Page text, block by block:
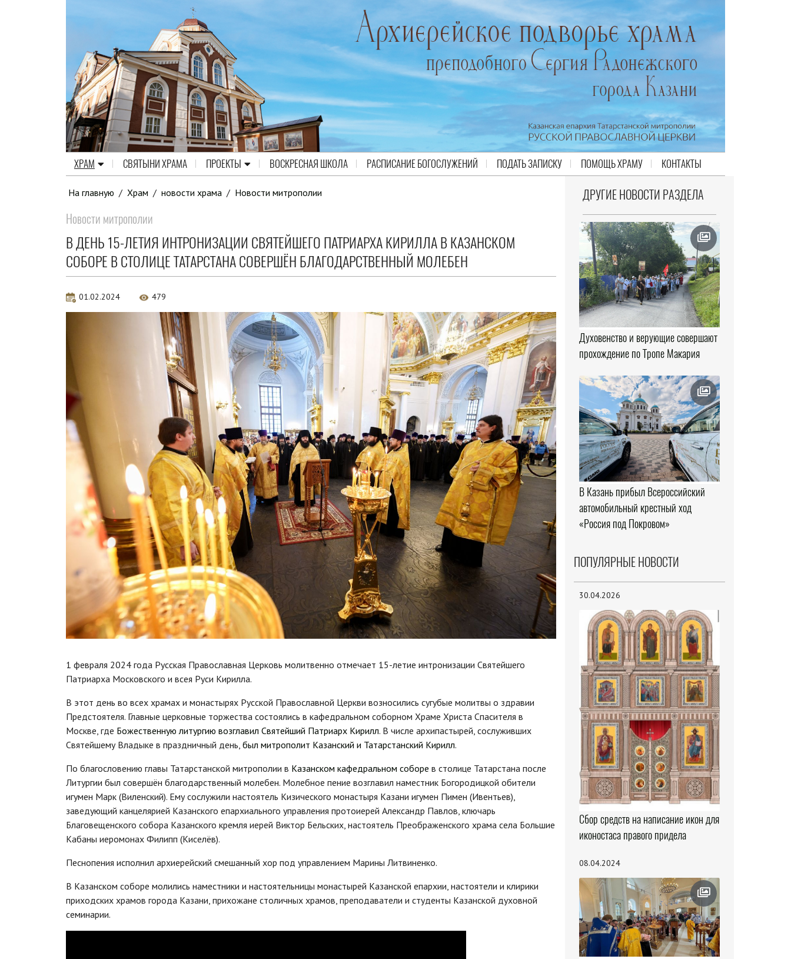
ХРАМ СВЯТЫНИ ХРАМА ПРОЕКТЫ ВОСКРЕСНАЯ ШКОЛА РАСПИСАНИЕ БОГОСЛУЖЕНИЙ ПОДАТЬ ЗАПИСКУ ПОМОЩЬ ХРАМУ КОНТАКТЫ
На главную / Храм / новости храма / Новости митрополии
Новости митрополии
В ДЕНЬ 15-ЛЕТИЯ ИНТРОНИЗАЦИИ СВЯТЕЙШЕГО ПАТРИАРХА КИРИЛЛА В КАЗАНСКОМ
СОБОРЕ В СТОЛИЦЕ ТАТАРСТАНА СОВЕРШЁН БЛАГОДАРСТВЕННЫЙ МОЛЕБЕН
01.02.2024 479
1 февраля 2024 года Русская Православная Церковь молитвенно отмечает 15-летие интронизации Святейшего
Патриарха Московского и всея Руси Кирилла.
В этот день во всех храмах и монастырях Русской Православной Церкви возносились сугубые молитвы о здравии
Предстоятеля. Главные церковные торжества состоялись в кафедральном соборном Храме Христа Спасителя в
Москве, где Божественную литургию возглавил Святейший Патриарх Кирилл. В числе архипастырей, сослуживших
Святейшему Владыке в праздничный день, был митрополит Казанский и Татарстанский Кирилл.
По благословению главы Татарстанской митрополии в Казанском кафедральном соборе в столице Татарстана после
Литургии был совершён благодарственный молебен. Молебное пение возглавил наместник Богородицкой обители
игумен Марк (Виленский). Ему сослужили настоятель Кизического монастыря Казани игумен Пимен (Ивентьев),
заведующий канцелярией Казанского епархиального управления протоиерей Александр Павлов, ключарь
Благовещенского собора Казанского кремля иерей Виктор Бельских, настоятель Преображенского храма села Большие
Кабаны иеромонах Филипп (Киселёв).
Песнопения исполнил архиерейский смешанный хор под управлением Марины Литвиненко.
В Казанском соборе молились наместники и настоятельницы монастырей Казанской епархии, настоятели и клирики
приходских храмов города Казани, прихожане столичных храмов, преподаватели и студенты Казанской духовной
семинарии.
ДРУГИЕ НОВОСТИ РАЗДЕЛА
Духовенство и верующие совершают
прохождение по Тропе Макария
В Казань прибыл Всероссийский
автомобильный крестный ход
«Россия под Покровом»
ПОПУЛЯРНЫЕ НОВОСТИ
30.04.2026
Сбор средств на написание икон для
иконостаса правого придела
08.04.2024